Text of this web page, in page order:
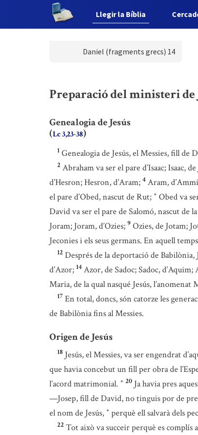
Llegir la Bíblia
Daniel (fragments grecs) 14
Preparació del ministeri de
Genealogia de Jesús
(Lc 3,23-38)
1 Genealogia de Jesús, el Messies, fill de
2 Abraham va ser el pare d’Isaac; Isaac,
d’Hesron; Hesron, d’Aram; 4 Aram,
el pare d’Obed, nascut de Rut; * Obed va
David va ser el pare de Salomó, nascut de
Joram; Joram, d’Ozies; 9 Ozies, de Jotam;
Jeconies i els seus germans. En aquell
12 Després de la deportació de Babilònia,
d’Azor; 14 Azor, de Sadoc; Sadoc, d’Aquim;
Maria, de la qual nasqué Jesús, l’anomenat
17 En total, doncs, són catorze les
de Babilònia fins al Messies.
Origen de Jesús
18 Jesús, el Messies, va ser engendrat
que havia concebut un fill per obra de
l’acord matrimonial. * 20 Ja havia pres
—Josep, fill de David, no tinguis por de
el nom de Jesús, * perquè ell salvarà dels
22 Tot això va succeir perquè es complís